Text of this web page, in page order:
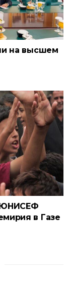
на высшем
ЮНИСЕФ
в Газе